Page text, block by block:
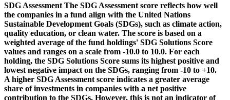
SDG Assessment The SDG Assessment score reflects how well
the companies in a fund align with the United Nations
Sustainable Development Goals (SDGs), such as climate action,
quality education, or clean water. The score is based on a
weighted average of the fund holdings' SDG Solutions Score
values and ranges on a scale from -10.0 to 10.0. For each
holding, the SDG Solutions Score sums its highest positive and
lowest negative impact on the SDGs, ranging from -10 to +10.
A higher SDG Assessment score indicates a greater average
share of investments in companies with a net positive
contribution to the SDGs. However, this is not an indicator of